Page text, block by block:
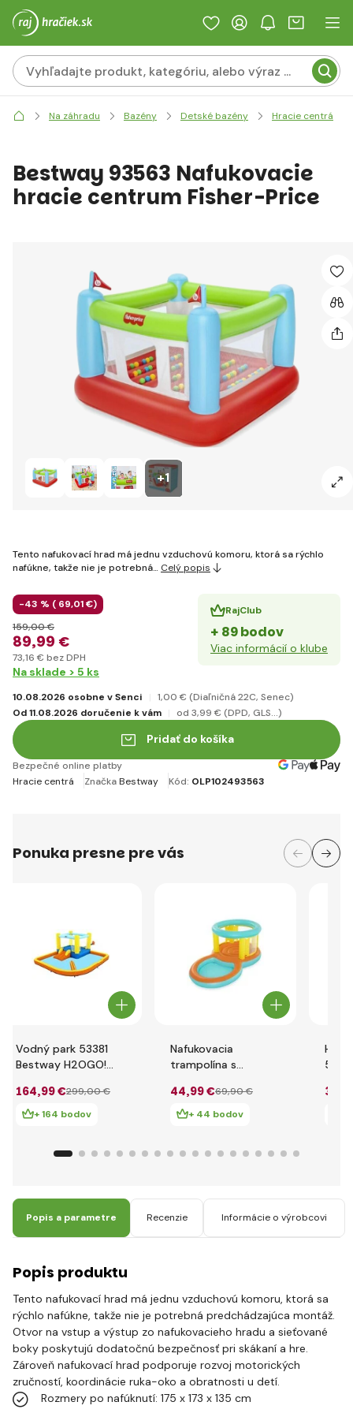
Na záhradu Bazény Detské bazény Hracie centrá
+1
Bestway 93563 Nafukovacie
hracie centrum Fisher-Price
Tento nafukovací hrad má jednu vzduchovú komoru, ktorá sa rýchlo
nafúkne, takže nie je potrebná… Celý popis
-43 % ( 69,01 €)
89,99 €
159,00 €
73,16 € bez DPH
RajClub
+ 89 bodov
Viac informácií o klube
Na sklade > 5 ks
10.08.2026 osobne v Senci 1,00 € (Diaľničná 22C, Senec)
Od 11.08.2026 doručenie k vám
od 3,99 € (DPD, GLS...)
Pridať do košíka
Bezpečné online platby
Hracie centrá
ZnačkaBestway Kód: OLP102493563
Ponuka presne pre vás
Vodný park 53381
Bestway H2OGO!
1.52m Beach Bounce
164,99 €299,00 €
+ 164 bodov
Nafukovacia
trampolína s
52385 2.39m x
1.42m x 1.02m
44,99 €69,90 €
+ 44 bodov
34
Popis a parametre Recenzie Informácie o výrobcovi
Popis produktu
Tento nafukovací hrad má jednu vzduchovú komoru, ktorá sa
rýchlo nafúkne, takže nie je potrebná predchádzajúca montáž.
Otvor na vstup a výstup zo nafukovacieho hradu a sieťované
boky poskytujú dodatočnú bezpečnosť pri skákaní a hre.
Zároveň nafukovací hrad podporuje rozvoj motorických
zručností, koordinácie ruka-oko a obratnosti u detí.
Rozmery po nafúknutí: 175 x 173 x 135 cm